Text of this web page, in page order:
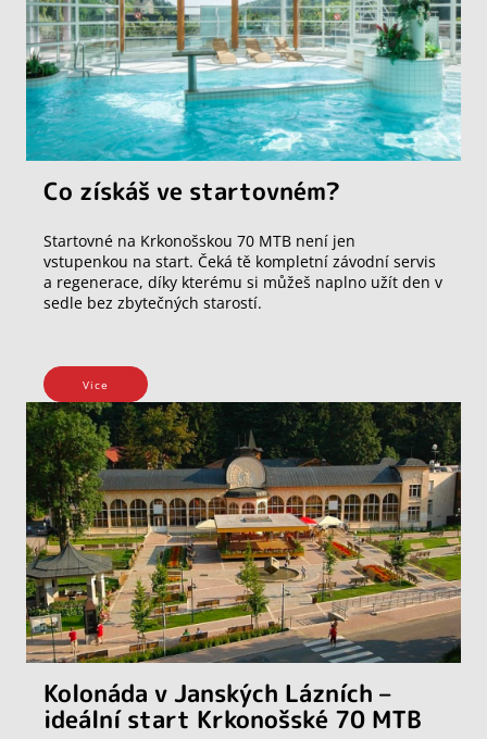
Co získáš ve startovném?
Startovné na Krkonošskou 70 MTB není jen
vstupenkou na start. Čeká tě kompletní závodní servis
a regenerace, díky kterému si můžeš naplno užít den v
sedle bez zbytečných starostí.
Vice
Kolonáda v Janských Lázních –
ideální start Krkonošské 70 MTB